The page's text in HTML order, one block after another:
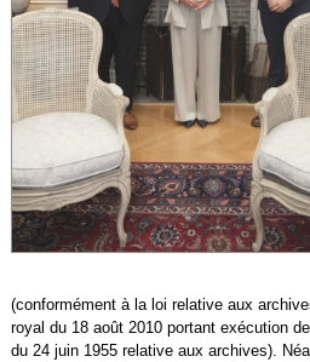
(conformément à la loi relative aux
royal du 18 août 2010 portant exécution
du 24 juin 1955 relative aux archives).